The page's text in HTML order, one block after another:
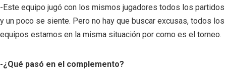
-Este equipo jugó con los mismos jugadores todos los partidos
y un poco se siente. Pero no hay que buscar excusas, todos los
equipos estamos en la misma situación por como es el torneo.
-¿Qué pasó en el complemento?